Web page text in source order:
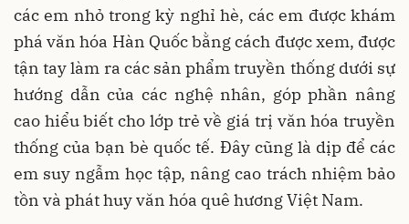
các em nhỏ trong kỳ nghỉ hè, các em được khám
phá văn hóa Hàn Quốc bằng cách được xem, được
tận tay làm ra các sản phẩm truyền thống dưới sự
hướng dẫn của các nghệ nhân, góp phần nâng
cao hiểu biết cho lớp trẻ về giá trị văn hóa truyền
thống của bạn bè quốc tế. Đây cũng là dịp để các
em suy ngẫm học tập, nâng cao trách nhiệm bảo
tồn và phát huy văn hóa quê hương Việt Nam.